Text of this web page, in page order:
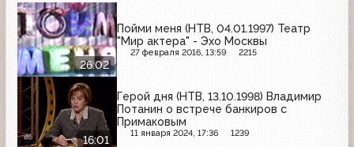
26:02
Пойми меня (НТВ, 04.01.1997) Театр
"Мир актера" - Эхо Москвы
27 февраля 2016, 13:59 2215
16:01
Герой дня (НТВ, 13.10.1998) Владимир
Потанин о встрече банкиров с
Примаковым
11 января 2024, 17:36 1239